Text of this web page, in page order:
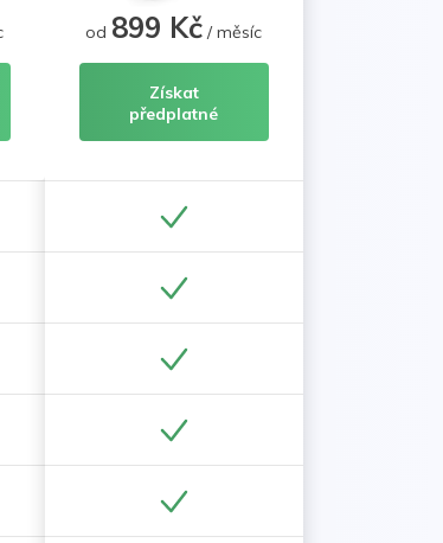
od 899 Kč / měsíc
Získat
předplatné